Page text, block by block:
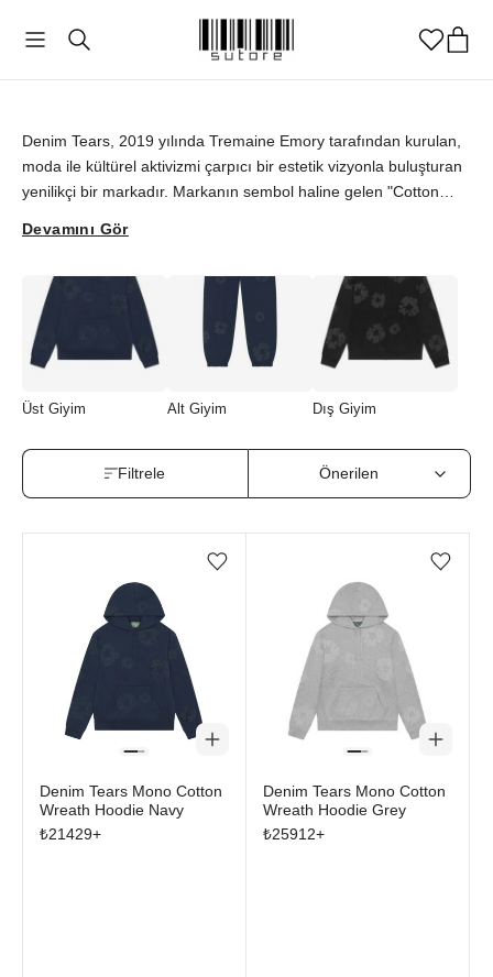
Denim Tears, 2019 yılında Tremaine Emory tarafından kurulan,
moda ile kültürel aktivizmi çarpıcı bir estetik vizyonla buluşturan
yenilikçi bir markadır. Markanın sembol haline gelen "Cotton
parçalar üzerinde sıkça vurgulanan bu motif, markanın kendine
özgü tasarım dilini oluşturur. Denim Tears, Levi’s, Converse ve
Dior gibi dünya çapındaki önemli iş birlikleriyle sokak modasında
güçlü ve anlamlı bir yer edinmiştir. Denim Tears’ın derinlikli,
güvencesiyle keşfedebilir, tarzınıza anlam dolu modern bir
dokunuş katabilirsiniz.
Devamını Gör
Üst Giyim Alt Giyim Dış Giyim
Filtrele
Favorilere ekle/çıkar
Denim Tears Mono Cotton
Wreath Hoodie Navy
₺21429+
Favorilere ekle/çıkar
Denim Tears Mono Cotton
Wreath Hoodie Grey
₺25912+